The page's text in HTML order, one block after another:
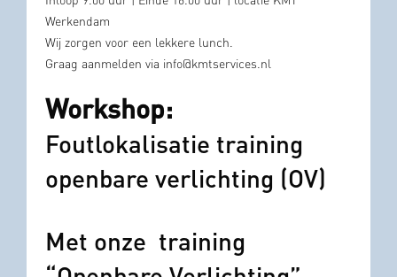
Werkendam
Wij zorgen voor een lekkere lunch.
Graag aanmelden via info@kmtservices.nl
Workshop:
Foutlokalisatie training
openbare verlichting (OV)
Met onze training